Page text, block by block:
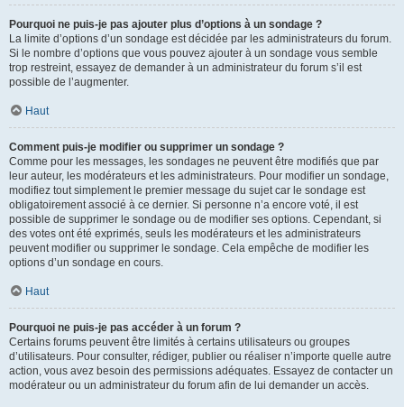
Pourquoi ne puis-je pas ajouter plus d’options à un sondage ?
La limite d’options d’un sondage est décidée par les administrateurs du forum.
Si le nombre d’options que vous pouvez ajouter à un sondage vous semble
trop restreint, essayez de demander à un administrateur du forum s’il est
possible de l’augmenter.
Haut
Comment puis-je modifier ou supprimer un sondage ?
Comme pour les messages, les sondages ne peuvent être modifiés que par
leur auteur, les modérateurs et les administrateurs. Pour modifier un sondage,
modifiez tout simplement le premier message du sujet car le sondage est
obligatoirement associé à ce dernier. Si personne n’a encore voté, il est
possible de supprimer le sondage ou de modifier ses options. Cependant, si
des votes ont été exprimés, seuls les modérateurs et les administrateurs
peuvent modifier ou supprimer le sondage. Cela empêche de modifier les
options d’un sondage en cours.
Haut
Pourquoi ne puis-je pas accéder à un forum ?
Certains forums peuvent être limités à certains utilisateurs ou groupes
d’utilisateurs. Pour consulter, rédiger, publier ou réaliser n’importe quelle autre
action, vous avez besoin des permissions adéquates. Essayez de contacter un
modérateur ou un administrateur du forum afin de lui demander un accès.